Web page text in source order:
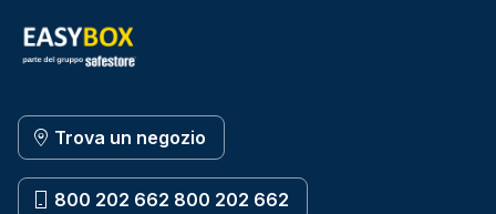
Trova un negozio
800 202 662 800 202 662